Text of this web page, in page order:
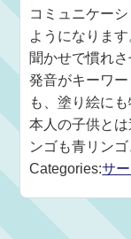
コミュニケー
ようになりま
聞かせで慣れ
発音がキーワ
も、塗り絵に
本人の子供と
ンゴも青リン
Categories:サ